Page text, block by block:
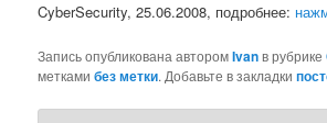
CyberSecurity, 25.06.2008, подробнее:
Запись опубликована авторомIvanв рубрике
меткамибез метки. Добавьте в закладки